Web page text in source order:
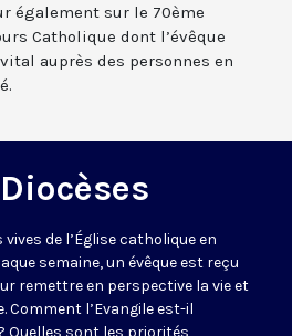
également sur le 70ème
Catholique dont l’évêque
auprès des personnes en
de l’Église catholique en
semaine, un évêque est reçu
remettre en perspective la vie et
Comment l’Evangile est-il
Quelles sont les priorités